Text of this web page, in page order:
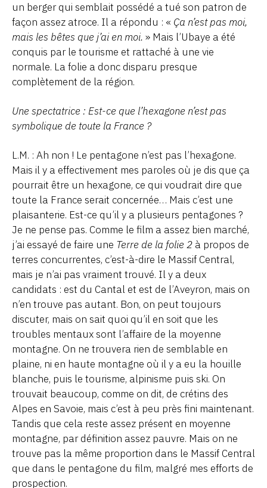
un berger qui semblait possédé a tué son patron de
façon assez atroce. Il a répondu : « Ça n’est pas moi,
mais les bêtes que j’ai en moi. » Mais l’Ubaye a été
conquis par le tourisme et rattaché à une vie
normale. La folie a donc disparu presque
complètement de la région.
Une spectatrice : Est-ce que l’hexagone n’est pas
symbolique de toute la France ?
L.M. : Ah non ! Le pentagone n’est pas l’hexagone.
Mais il y a effectivement mes paroles où je dis que ça
pourrait être un hexagone, ce qui voudrait dire que
toute la France serait concernée… Mais c’est une
plaisanterie. Est-ce qu’il y a plusieurs pentagones ?
Je ne pense pas. Comme le film a assez bien marché,
j’ai essayé de faire une Terre de la folie 2 à propos de
terres concurrentes, c’est-à-dire le Massif Central,
mais je n’ai pas vraiment trouvé. Il y a deux
candidats : est du Cantal et est de l’Aveyron, mais on
n’en trouve pas autant. Bon, on peut toujours
discuter, mais on sait quoi qu’il en soit que les
troubles mentaux sont l’affaire de la moyenne
montagne. On ne trouvera rien de semblable en
plaine, ni en haute montagne où il y a eu la houille
blanche, puis le tourisme, alpinisme puis ski. On
trouvait beaucoup, comme on dit, de crétins des
Alpes en Savoie, mais c’est à peu près fini maintenant.
Tandis que cela reste assez présent en moyenne
montagne, par définition assez pauvre. Mais on ne
trouve pas la même proportion dans le Massif Central
que dans le pentagone du film, malgré mes efforts de
prospection.